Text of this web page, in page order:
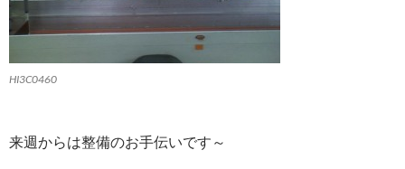
HI3C0460
来週からは整備のお手伝いです～